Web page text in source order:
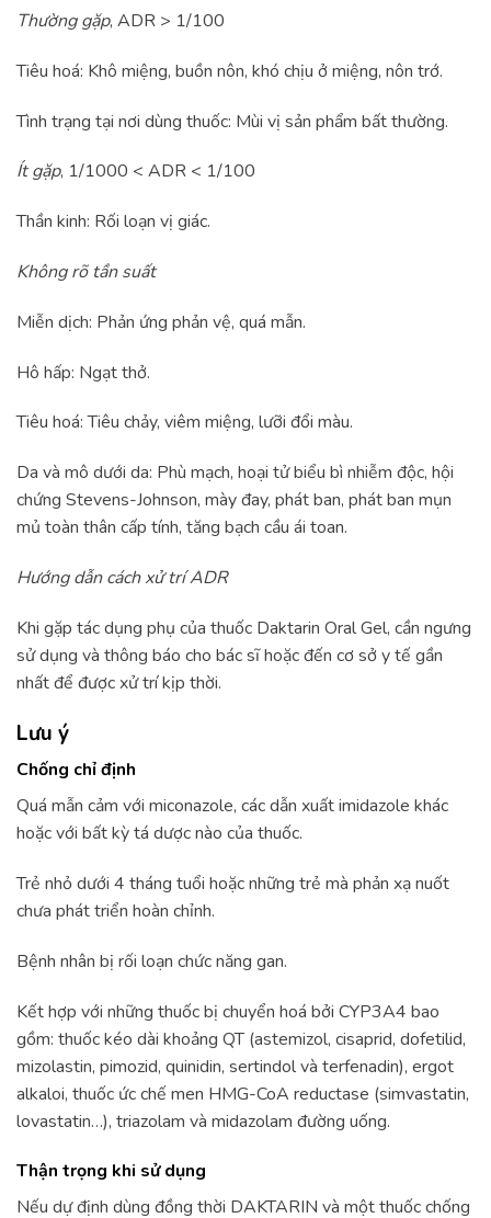
Thường gặp, ADR > 1/100
Tiêu hoá: Khô miệng, buồn nôn, khó chịu ở miệng, nôn trớ.
Tình trạng tại nơi dùng thuốc: Mùi vị sản phẩm bất thường.
Ít gặp, 1/1000 < ADR < 1/100
Thần kinh: Rối loạn vị giác.
Không rõ tần suất
Miễn dịch: Phản ứng phản vệ, quá mẫn.
Hô hấp: Ngạt thở.
Tiêu hoá: Tiêu chảy, viêm miệng, lưỡi đổi màu.
Da và mô dưới da: Phù mạch, hoại tử biểu bì nhiễm độc, hội
chứng Stevens-Johnson, mày đay, phát ban, phát ban mụn
mủ toàn thân cấp tính, tăng bạch cầu ái toan.
Hướng dẫn cách xử trí ADR
Khi gặp tác dụng phụ của thuốc Daktarin Oral Gel, cần ngưng
sử dụng và thông báo cho bác sĩ hoặc đến cơ sở y tế gần
nhất để được xử trí kịp thời.
Lưu ý
Chống chỉ định
Quá mẫn cảm với miconazole, các dẫn xuất imidazole khác
hoặc với bất kỳ tá dược nào của thuốc.
Trẻ nhỏ dưới 4 tháng tuổi hoặc những trẻ mà phản xạ nuốt
chưa phát triển hoàn chỉnh.
Bệnh nhân bị rối loạn chức năng gan.
Kết hợp với những thuốc bị chuyển hoá bởi CYP3A4 bao
gồm: thuốc kéo dài khoảng QT (astemizol, cisaprid, dofetilid,
mizolastin, pimozid, quinidin, sertindol và terfenadin), ergot
alkaloi, thuốc ức chế men HMG-CoA reductase (simvastatin,
lovastatin…), triazolam và midazolam đường uống.
Thận trọng khi sử dụng
Nếu dự định dùng đồng thời DAKTARIN và một thuốc chống